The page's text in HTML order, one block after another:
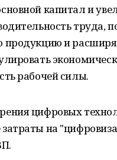
капитал и
труда,
продукцию и
рабочей силы.
цифровых
на